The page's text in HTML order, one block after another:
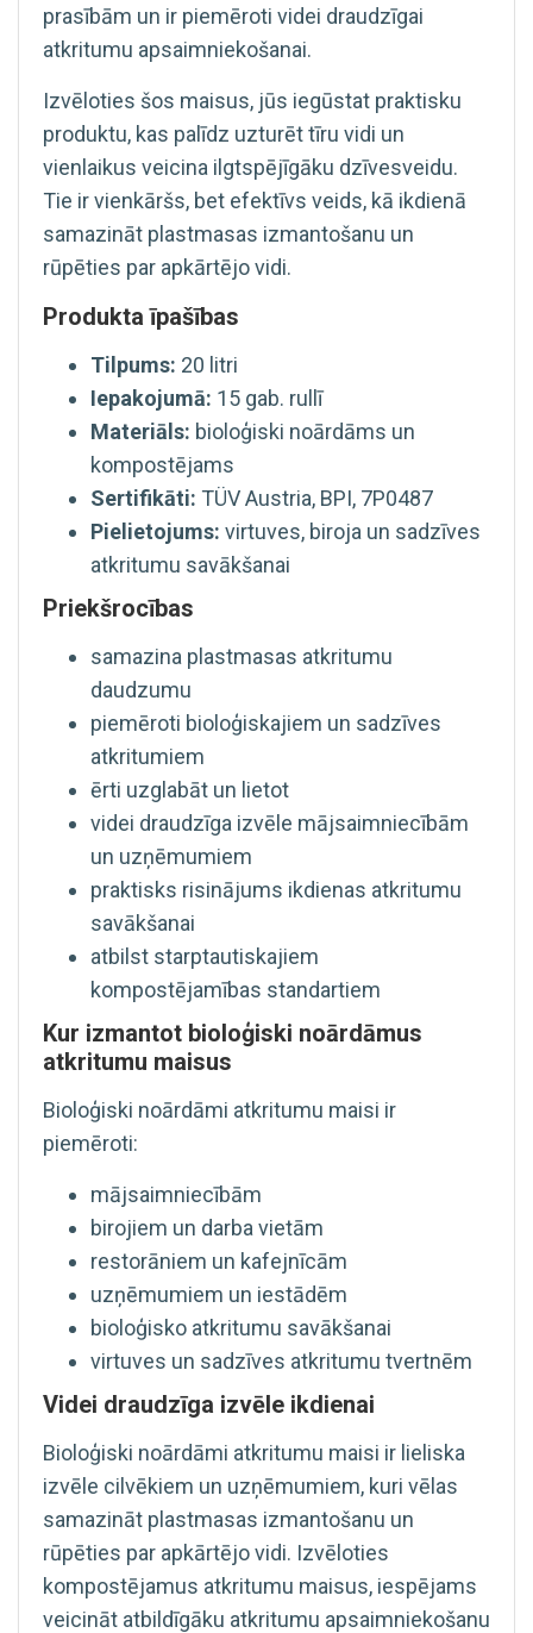
prasībām un ir piemēroti videi draudzīgai
atkritumu apsaimniekošanai.
Izvēloties šos maisus, jūs iegūstat praktisku
produktu, kas palīdz uzturēt tīru vidi un
vienlaikus veicina ilgtspējīgāku dzīvesveidu.
Tie ir vienkāršs, bet efektīvs veids, kā ikdienā
samazināt plastmasas izmantošanu un
rūpēties par apkārtējo vidi.
Produkta īpašības
Tilpums: 20 litri
Iepakojumā: 15 gab. rullī
Materiāls: bioloģiski noārdāms un
kompostējams
Sertifikāti: TÜV Austria, BPI, 7P0487
Pielietojums: virtuves, biroja un sadzīves
atkritumu savākšanai
Priekšrocības
samazina plastmasas atkritumu
daudzumu
piemēroti bioloģiskajiem un sadzīves
atkritumiem
ērti uzglabāt un lietot
videi draudzīga izvēle mājsaimniecībām
un uzņēmumiem
praktisks risinājums ikdienas atkritumu
savākšanai
atbilst starptautiskajiem
kompostējamības standartiem
Kur izmantot bioloģiski noārdāmus
atkritumu maisus
Bioloģiski noārdāmi atkritumu maisi ir
piemēroti:
mājsaimniecībām
birojiem un darba vietām
restorāniem un kafejnīcām
uzņēmumiem un iestādēm
bioloģisko atkritumu savākšanai
virtuves un sadzīves atkritumu tvertnēm
Videi draudzīga izvēle ikdienai
Bioloģiski noārdāmi atkritumu maisi ir lieliska
izvēle cilvēkiem un uzņēmumiem, kuri vēlas
samazināt plastmasas izmantošanu un
rūpēties par apkārtējo vidi. Izvēloties
kompostējamus atkritumu maisus, iespējams
veicināt atbildīgāku atkritumu apsaimniekošanu